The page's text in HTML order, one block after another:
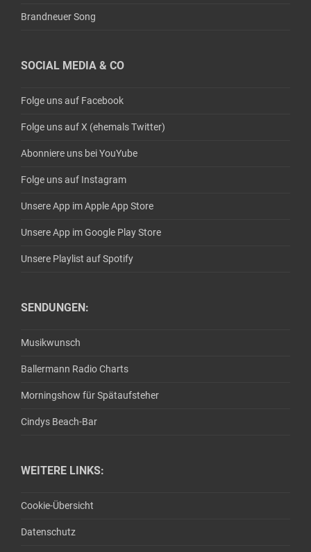
Brandneuer Song
SOCIAL MEDIA & CO
Folge uns auf Facebook
Folge uns auf X (ehemals Twitter)
Abonniere uns bei YouYube
Folge uns auf Instagram
Unsere App im Apple App Store
Unsere App im Google Play Store
Unsere Playlist auf Spotify
SENDUNGEN:
Musikwunsch
Ballermann Radio Charts
Morningshow für Spätaufsteher
Cindys Beach-Bar
WEITERE LINKS:
Cookie-Übersicht
Datenschutz